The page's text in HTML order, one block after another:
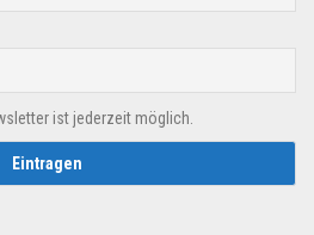
ist jederzeit möglich.